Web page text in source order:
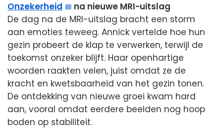
Onzekerheid
na nieuwe MRI-uitslag
De dag na de MRI-uitslag bracht een storm
aan emoties teweeg. Annick vertelde hoe hun
gezin probeert de klap te verwerken, terwijl de
toekomst onzeker blijft. Haar openhartige
woorden raakten velen, juist omdat ze de
kracht en kwetsbaarheid van het gezin tonen.
De ontdekking van nieuwe groei kwam hard
aan, vooral omdat eerdere beelden nog hoop
boden op stabiliteit.